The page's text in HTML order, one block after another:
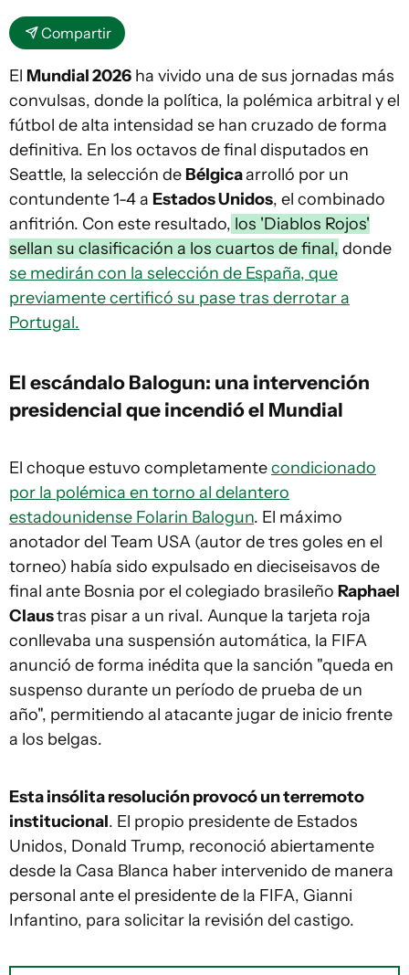
Compartir
El Mundial 2026 ha vivido una de sus jornadas más
convulsas, donde la política, la polémica arbitral y el
fútbol de alta intensidad se han cruzado de forma
definitiva. En los octavos de final disputados en
Seattle, la selección de Bélgicaarrolló por un
contundente 1-4 a Estados Unidos, el combinado
anfitrión. Con este resultado, los 'Diablos Rojos'
sellan su clasificación a los cuartos de final, donde
se medirán con la selección de España, que
previamente certificó su pase tras derrotar a
Portugal.
El escándalo Balogun: una intervención
presidencial que incendió el Mundial
El choque estuvo completamentecondicionado
por la polémica en torno al delantero
estadounidense Folarin Balogun. El máximo
anotador del Team USA (autor de tres goles en el
torneo) había sido expulsado en dieciseisavos de
final ante Bosnia por el colegiado brasileño Raphael
Claustras pisar a un rival. Aunque la tarjeta roja
conllevaba una suspensión automática, la FIFA
anunció de forma inédita que la sanción "queda en
suspenso durante un período de prueba de un
año", permitiendo al atacante jugar de inicio frente
a los belgas.
Esta insólita resolución provocó un terremoto
institucional. El propio presidente de Estados
Unidos, Donald Trump, reconoció abiertamente
desde la Casa Blanca haber intervenido de manera
personal ante el presidente de la FIFA, Gianni
Infantino, para solicitar la revisión del castigo.